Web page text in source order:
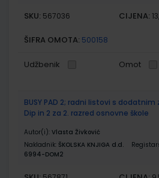
SKU: 567036 CIJENA:
ŠIFRA OMOTA: 500158
Udžbenik Omot
BUSY PAD 2; radni listovi s
Dip in 2 za 2. razred osnovne škole
Autor(i): Vlasta Živković
Nakladnik: ŠKOLSKA KNJIGA d.d.
6994-DOM2